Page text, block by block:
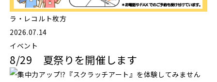
ラ・レコルト枚方
2026.07.14
イベント
8/29 夏祭りを開催します